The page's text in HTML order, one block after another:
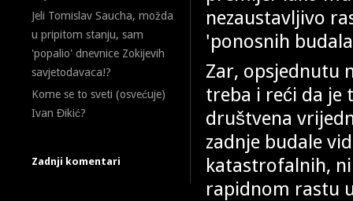
Jeli Tomislav Saucha, možda
u pripitom stanju, sam
'popalio' dnevnice Zokijevih
savjetodavaca!?
Kome se to sveti (osvećuje)
Ivan Đikić?
Zadnji komentari
nezaustavljivo
'ponosnih
Zar, opsjednutu
treba i reći da je
društvena
zadnje budale
katastrofalnih,
rapidnom rastu